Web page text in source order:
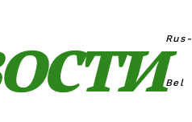
Rus-
Bel